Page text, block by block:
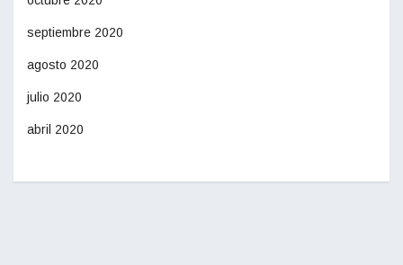
septiembre 2020
agosto 2020
julio 2020
abril 2020